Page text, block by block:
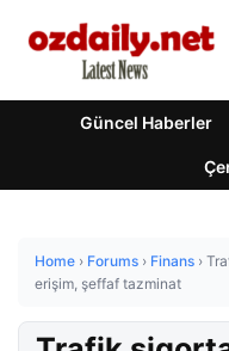
Güncel Haberler
Home › Forums › Finans ›
erişim, şeffaf tazminat